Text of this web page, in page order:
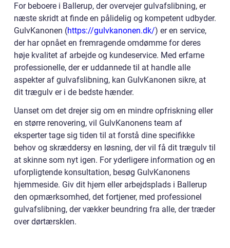
For beboere i Ballerup, der overvejer gulvafslibning, er
næste skridt at finde en pålidelig og kompetent udbyder.
GulvKanonen (https://gulvkanonen.dk/) er en service,
der har opnået en fremragende omdømme for deres
høje kvalitet af arbejde og kundeservice. Med erfarne
professionelle, der er uddannede til at handle alle
aspekter af gulvafslibning, kan GulvKanonen sikre, at
dit trægulv er i de bedste hænder.
Uanset om det drejer sig om en mindre opfriskning eller
en større renovering, vil GulvKanonens team af
eksperter tage sig tiden til at forstå dine specifikke
behov og skræddersy en løsning, der vil få dit trægulv til
at skinne som nyt igen. For yderligere information og en
uforpligtende konsultation, besøg GulvKanonens
hjemmeside. Giv dit hjem eller arbejdsplads i Ballerup
den opmærksomhed, det fortjener, med professionel
gulvafslibning, der vækker beundring fra alle, der træder
over dørtærsklen.